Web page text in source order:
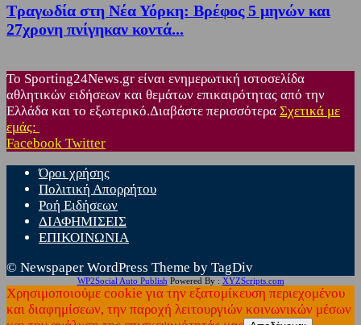
Τραγωδία στη Νέα Υόρκη: Βρέφος 5 μηνών και
27χρονη πνίγηκαν κοντά...
Το Sporting24News.gr είναι ενημερωτική ιστοσελίδα
αθλητικών ειδήσεων και θεμάτων επικαιρότητας από την
Ελλάδα και το εξωτερικό.Διαβάστε περισσότερα Σχετικά με
εμάς:
Facebook Twitter
Όροι χρήσης
Πολιτική Απορρήτου
Ροή Ειδήσεων
ΔΙΑΦΗΜΙΣΕΙΣ
ΕΠΙΚΟΙΝΩΝΙΑ
© Newspaper WordPress Theme by TagDiv
WP2Social Auto Publish Powered By : XYZScripts.com
Χρησιμοποιούμε cookie για την εξατομίκευση περιεχομένου
και διαφημίσεων, την παροχή λειτουργιών κοινωνικών μέσων